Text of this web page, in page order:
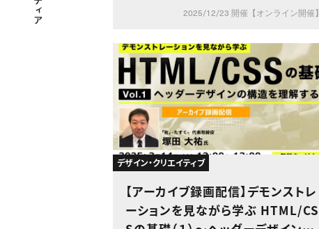
2025/12/23 開催【オンライン開催】
デザイン・クリエイティブ
【アーカイブ録画配信】デモンストレ
ーションを見ながら学ぶ HTML/CS